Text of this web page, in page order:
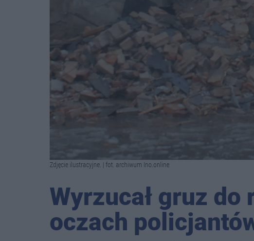
Zdjęcie ilustracyjne. | fot. archiwum Ino.online
Wyrzucał gruz do
oczach